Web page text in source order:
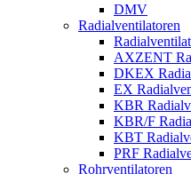
DMV
Radialventilatoren
AXZENT
DKEX
EX
KBR
KBR/F
KBT
PRF
Rohrventilatoren